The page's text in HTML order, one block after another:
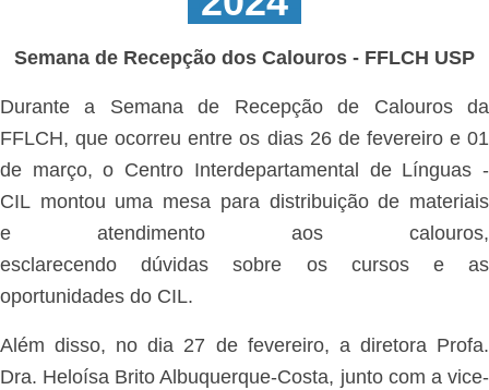
Semana de Recepção dos Calouros - FFLCH USP
Durante a Semana de Recepção de Calouros da
FFLCH, que ocorreu entre os dias 26 de fevereiro e 01
de março, o Centro Interdepartamental de Línguas -
CIL montou uma mesa para distribuição de materiais
e atendimento aos calouros,
esclarecendo dúvidas sobre os cursos e as
oportunidades do CIL.
Além disso, no dia 27 de fevereiro, a diretora Profa.
Dra. Heloísa Brito Albuquerque-Costa, junto com a vice-